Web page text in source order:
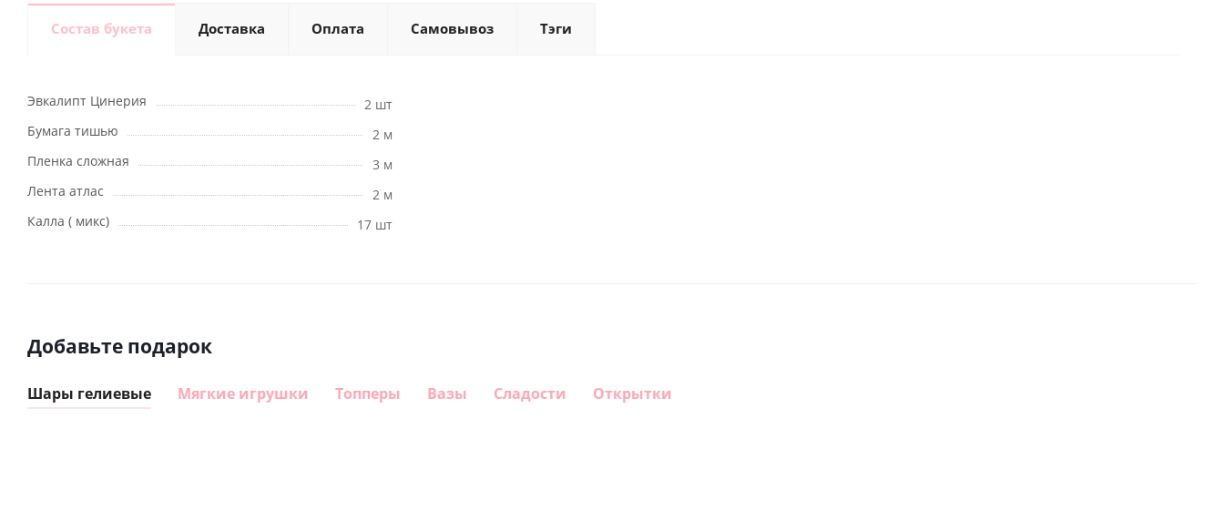
Состав букета Доставка Оплата Самовывоз Тэги
Эвкалипт Цинерия
2 шт
Бумага тишью
2 м
Пленка сложная
3 м
Лента атлас
2 м
Калла ( микс)
17 шт
Добавьте подарок
Шары гелиевые Мягкие игрушки Топперы Вазы Сладости Открытки